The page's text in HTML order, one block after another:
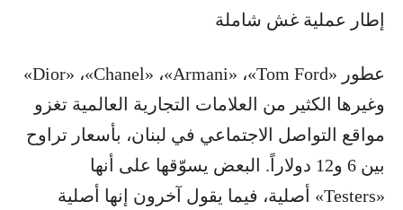
إطار عملية غش شاملة
عطور «Dior» ،«Chanel» ،«Armani» ،«Tom Ford»
وغيرها الكثير من العلامات التجارية العالمية تغزو
مواقع التواصل الاجتماعي في لبنان، بأسعار تراوح
بين 6 و12 دولاراً. البعض يسوّقها على أنها
«Testers» أصلية، فيما يقول آخرون إنها أصلية